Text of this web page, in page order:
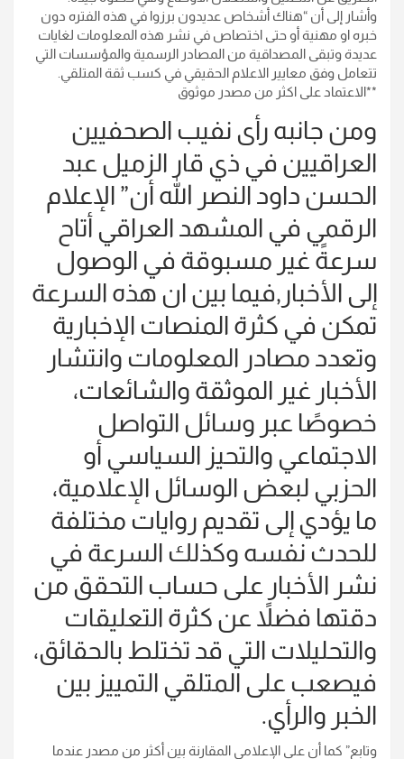
وأشار إلى أن “هناك أشخاص عديدون برزوا في هذه الفتره دون
خبره او مهنية أو حتى اختصاص في نشر هذه المعلومات لغايات
عديدة وتبقى المصداقية من المصادر الرسمية والمؤسسات التي
تتعامل وفق معايير الاعلام الحقيقي في كسب ثقة المتلقي.
**الاعتماد على اكثر من مصدر موثوق
ومن جانبه رأى نفيب الصحفيين
العراقيين في ذي قار الزميل عبد
الحسن داود النصر الله أن” الإعلام
الرقمي في المشهد العراقي أتاح
سرعةً غير مسبوقة في الوصول
إلى الأخبار,فيما بين ان هذه السرعة
تمكن في كثرة المنصات الإخبارية
وتعدد مصادر المعلومات وانتشار
الأخبار غير الموثقة والشائعات،
خصوصًا عبر وسائل التواصل
الاجتماعي والتحيز السياسي أو
الحزبي لبعض الوسائل الإعلامية،
ما يؤدي إلى تقديم روايات مختلفة
للحدث نفسه وكذلك السرعة في
نشر الأخبار على حساب التحقق من
دقتها فضلاً عن كثرة التعليقات
والتحليلات التي قد تختلط بالحقائق،
فيصعب على المتلقي التمييز بين
الخبر والرأي.
وتابع” كما أن على الإعلامي المقارنة بين أكثر من مصدر عندما